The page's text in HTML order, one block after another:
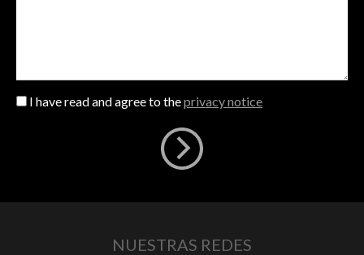
I have read and agree to theprivacy notice
NUESTRAS REDES